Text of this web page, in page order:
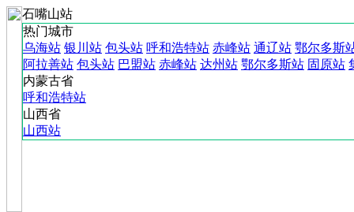
石嘴山站
热门城市
乌海站 银川站 包头站 呼和浩特站 赤峰站 通辽站 鄂尔多斯
阿拉善站 包头站 巴盟站 赤峰站 达州站 鄂尔多斯站 固原站
内蒙古省
呼和浩特站
山西省
山西站